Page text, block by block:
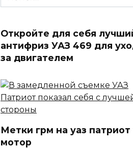
for:
Откройте для себя
антифриз УАЗ 469 для
за двигателем
Метки грм на уаз патриот
мотор